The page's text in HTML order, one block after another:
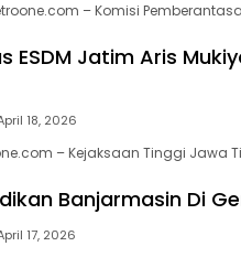
– Komisi
ESDM Jatim Aris
18, 2026
– Kejaksaan Tinggi Jawa
Banjarmasin Di
17, 2026